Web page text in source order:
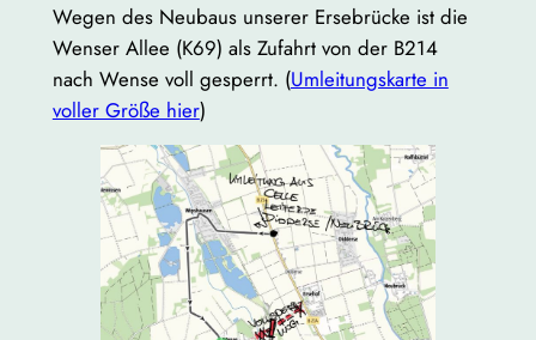
Wegen des Neubaus unserer Ersebrücke ist die
Wenser Allee (K69) als Zufahrt von der B214
nach Wense voll gesperrt. (Umleitungskarte in
voller Größe hier)